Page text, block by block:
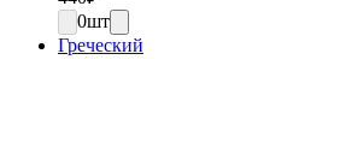
0шт
Греческий